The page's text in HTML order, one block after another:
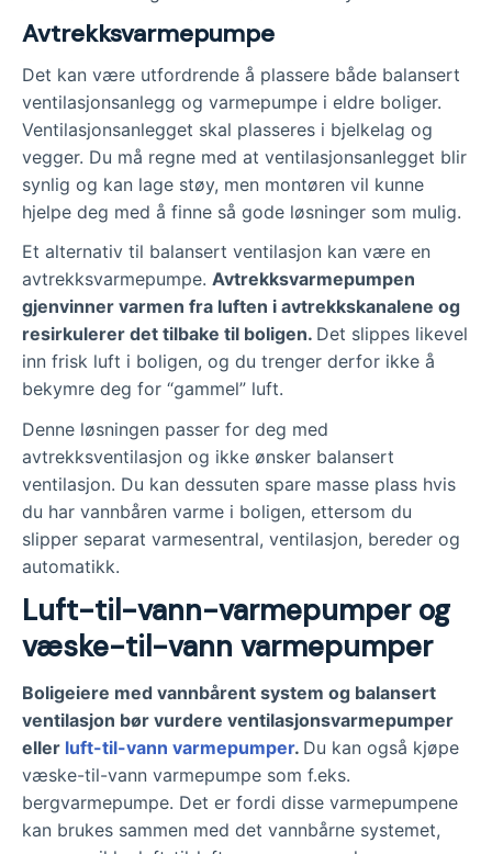
Avtrekksvarmepumpe
Det kan være utfordrende å plassere både balansert
ventilasjonsanlegg og varmepumpe i eldre boliger.
Ventilasjonsanlegget skal plasseres i bjelkelag og
vegger. Du må regne med at ventilasjonsanlegget blir
synlig og kan lage støy, men montøren vil kunne
hjelpe deg med å finne så gode løsninger som mulig.
Et alternativ til balansert ventilasjon kan være en
avtrekksvarmepumpe. Avtrekksvarmepumpen
gjenvinner varmen fra luften i avtrekkskanalene og
resirkulerer det tilbake til boligen. Det slippes likevel
inn frisk luft i boligen, og du trenger derfor ikke å
bekymre deg for “gammel” luft.
Denne løsningen passer for deg med
avtrekksventilasjon og ikke ønsker balansert
ventilasjon. Du kan dessuten spare masse plass hvis
du har vannbåren varme i boligen, ettersom du
slipper separat varmesentral, ventilasjon, bereder og
automatikk.
Luft-til-vann-varmepumper og
væske-til-vann varmepumper
Boligeiere med vannbårent system og balansert
ventilasjon bør vurdere ventilasjonsvarmepumper
eller luft-til-vann varmepumper. Du kan også kjøpe
væske-til-vann varmepumpe som f.eks.
bergvarmepumpe. Det er fordi disse varmepumpene
kan brukes sammen med det vannbårne systemet,